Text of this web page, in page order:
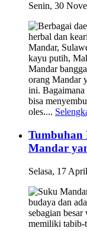
Senin, 30
Berbagai
herbal dan
Mandar,
kayu putih,
Mandar
orang Mandar
ini.
bisa
oles....
Tumbuhan
Mandar
Selasa, 17
Suku
budaya dan
sebagian
memiliki tabib-